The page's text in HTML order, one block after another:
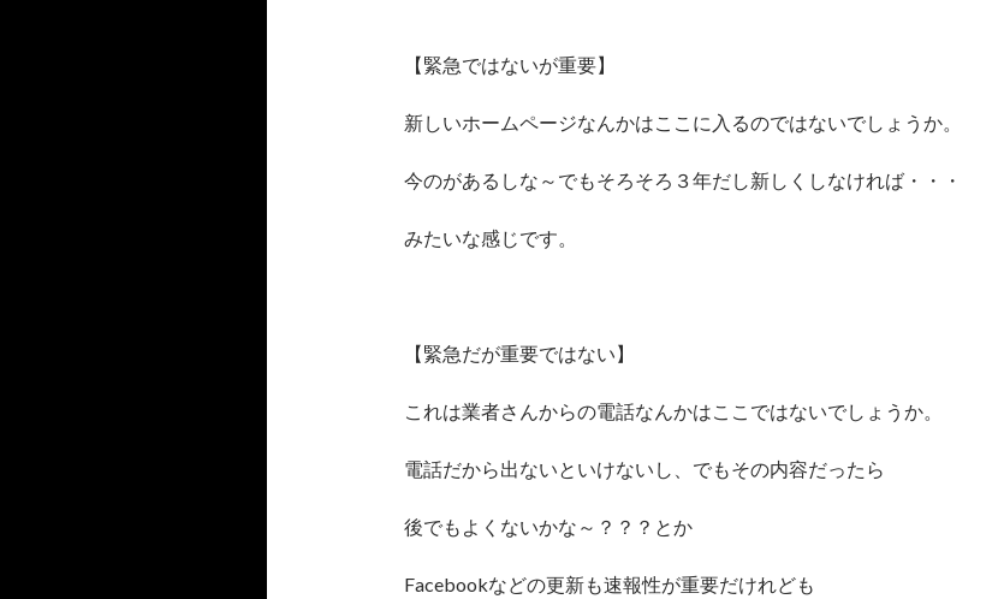
【緊急ではないが重要】
新しいホームページなんかはここに入るのではないでしょうか。
今のがあるしな～でもそろそろ３年だし新しくしなければ・・・
みたいな感じです。
【緊急だが重要ではない】
これは業者さんからの電話なんかはここではないでしょうか。
電話だから出ないといけないし、でもその内容だったら
後でもよくないかな～？？？とか
Facebookなどの更新も速報性が重要だけれども